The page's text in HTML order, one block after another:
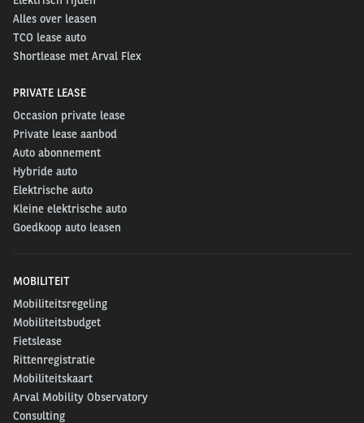
Alles over leasen
TCO lease auto
Shortlease met Arval Flex
PRIVATE LEASE
Occasion private lease
Private lease aanbod
Auto abonnement
Hybride auto
Elektrische auto
Kleine elektrische auto
Goedkoop auto leasen
MOBILITEIT
Mobiliteitsregeling
Mobiliteitsbudget
Fietslease
Rittenregistratie
Mobiliteitskaart
Arval Mobility Observatory
Consulting